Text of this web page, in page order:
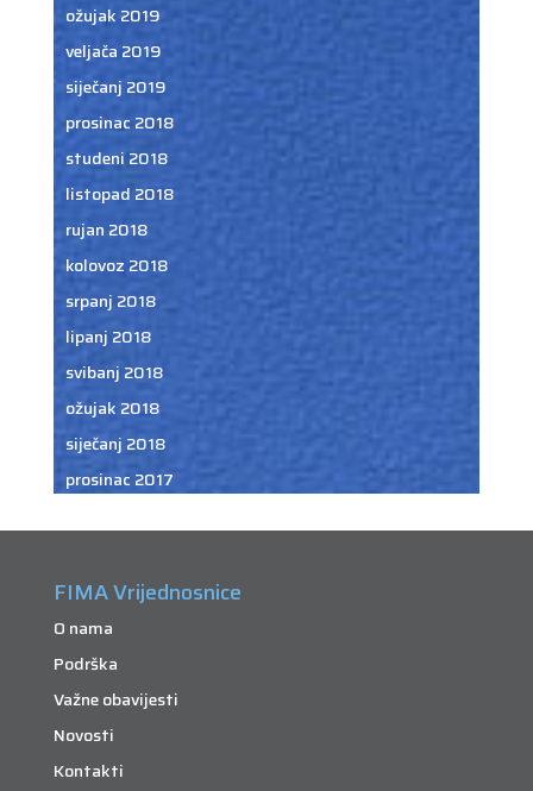
ožujak 2019
veljača 2019
siječanj 2019
prosinac 2018
studeni 2018
listopad 2018
rujan 2018
kolovoz 2018
srpanj 2018
lipanj 2018
svibanj 2018
ožujak 2018
siječanj 2018
prosinac 2017
FIMA Vrijednosnice
O nama
Podrška
Važne obavijesti
Novosti
Kontakti